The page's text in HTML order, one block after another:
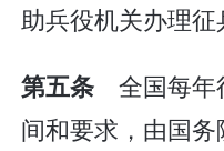
助兵役机关办理征
第五条 全国每年
间和要求，由国